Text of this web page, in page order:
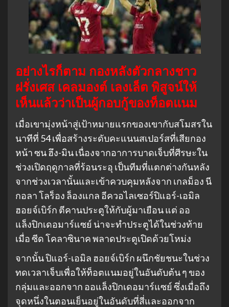
อย่างไรก็ตาม กองหลังตัวกลางชาว
ฝรั่งเศส เคลมองต์ เลงเล็ต พิสูจน์ให้
เห็นแล้วว่าเป็นผู้กอบกู้ของท็อตแนม
เมื่อเขามุ่งหน้าสู่เป้าหมายแรกของเขากับสโมสรใน
นาทีที่ 54 เพื่อสร้างระดับคะแนนสเปอร์สที่เสียกอง
หน้า ซน ฮึง-มิน เนื่องจากอาการบาดเจ็บที่ศีรษะใน
ช่วงเปิดฤดูกาลที่ร้อนระอุ เป็นทีมที่แตกต่างกันหลัง
จากช่วงเวลานั้นและเข้าควบคุมหลังจาก เกลม็อง นี
กอลา โลร็อง ล็องแกล อีควอไลเซอร์ปิแอร์-เอมิล
ฮอยจ์เบิร์ก ตีคานประตูให้กับผู้มาเยือน แต่ ออ
แล็งปิกเดอมาร์แซย์ น่าจะทำประตูได้ในช่วงท้าย
เมื่อ ซีด โคลาซินาค พลาดประตูเปิดด้วยโหม่ง
จากนั้น ปิแอร์-เอมิล ฮอยจ์เบิร์ก ผนึกชัยชนะในช่วง
ทดเวลาเจ็บเพื่อให้ท็อตแนมอยู่ในอันดับต้น ๆ ของ
กลุ่มและออกจาก ออแล็งปิกเดอมาร์แซย์ ซึ่งเมื่อถึง
จุดหนึ่งในตอนเย็นอยู่ในอันดับที่สี่และออกจาก